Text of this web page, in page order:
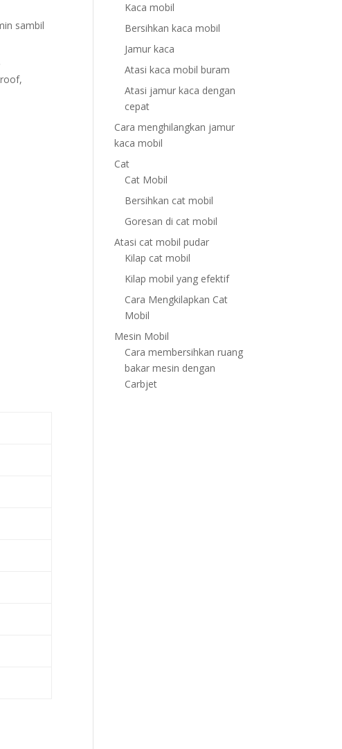
sambil
Kaca mobil
Bersihkan kaca mobil
Jamur kaca
Atasi kaca mobil buram
Atasi jamur kaca dengan
cepat
Cara menghilangkan jamur
kaca mobil
Cat
Cat Mobil
Bersihkan cat mobil
Goresan di cat mobil
Atasi cat mobil pudar
Kilap cat mobil
Kilap mobil yang efektif
Cara Mengkilapkan Cat
Mobil
Mesin Mobil
Cara membersihkan ruang
bakar mesin dengan
Carbjet